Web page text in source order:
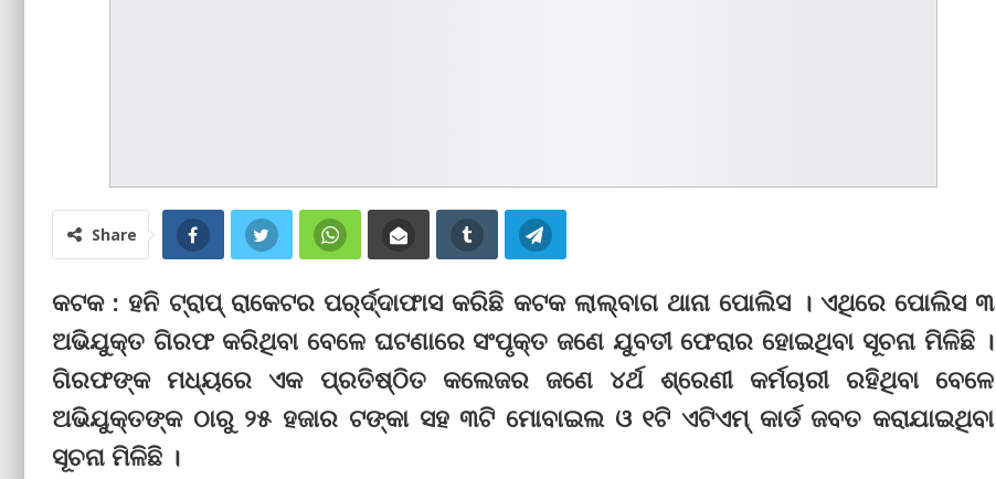
Share
କଟକ : ହନି ଟ୍ରାପ୍‌ ରାକେଟର ପର୍‌ର୍ଦ୍ଦାଫାସ କରିଛି କଟକ ଲାଲ୍‌ବାଗ ଥାନା ପୋଲିସ । ଏଥିରେ ପୋଲିସ ୩
ଅଭିଯୁକ୍ତ ଗିରଫ କରିଥିବା ବେଳେ ଘଟଣାରେ ସଂପୃକ୍ତ ଜଣେ ଯୁବତୀ ଫେରାର ହୋଇଥିବା ସୂଚନା ମିଳିଛି ।
ଗିରଫଙ୍କ ମଧ୍ୟରେ ଏକ ପ୍ରତିଷ୍ଠିତ କଲେଜର ଜଣେ ୪ର୍ଥ ଶ୍ରେଣୀ କର୍ମଚାରୀ ରହିଥିବା ବେଳେ
ଅଭିଯୁକ୍ତଙ୍କ ଠାରୁ ୨୫ ହଜାର ଟଙ୍କା ସହ ୩ଟି ମୋବାଇଲ ଓ ୧ଟି ଏଟିଏମ୍‌ କାର୍ଡ ଜବତ କରାଯାଇଥିବା
ସୂଚନା ମିଳିଛି ।